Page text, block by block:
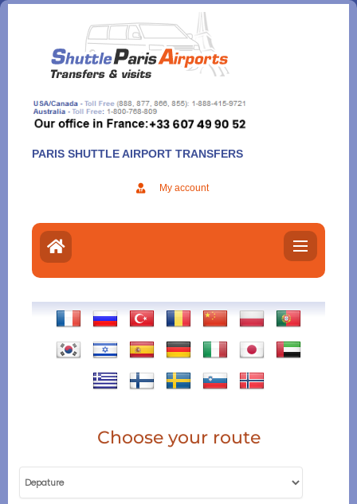
Aller
contenu
PARIS SHUTTLE AIRPORT TRANSFERS
My account
Choose your route